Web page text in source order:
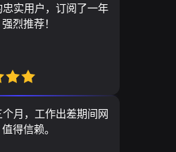
实用户，订阅了一年
烈推荐！
月，工作出差期间网
得信赖。